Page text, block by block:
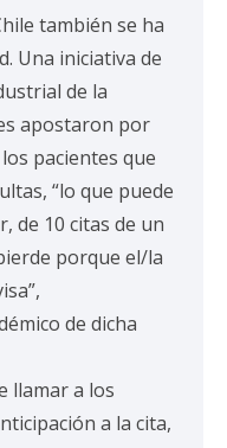
también se ha
Una iniciativa de
de la
apostaron por
pacientes que
“lo que puede
de 10 citas de un
porque el/la
de dicha
llamar a los
a la cita,